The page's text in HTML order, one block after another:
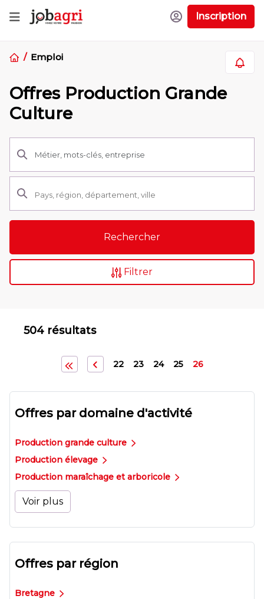
Inscription
Emploi
Offres Production Grande
Culture
Rechercher
Filtrer
504 résultats
22 23 24 25 26
Offres par domaine d'activité
Production grande culture
Production élevage
Production maraîchage et arboricole
Voir plus
Offres par région
Bretagne